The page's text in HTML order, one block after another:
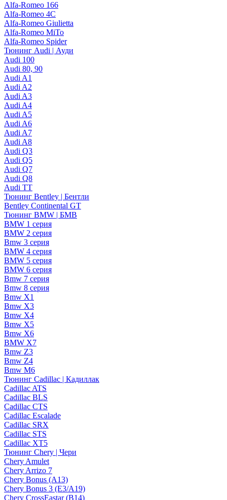
Alfa-Romeo 166
Alfa-Romeo 4C
Alfa-Romeo Giulietta
Alfa-Romeo MiTo
Alfa-Romeo Spider
Тюнинг Audi | Ауди
Audi 100
Audi 80, 90
Audi A1
Audi A2
Audi A3
Audi A4
Audi A5
Audi A6
Audi A7
Audi A8
Audi Q3
Audi Q5
Audi Q7
Audi Q8
Audi TT
Тюнинг Bentley | Бентли
Bentley Continental GT
Тюнинг BMW | БМВ
BMW 1 серия
BMW 2 серия
Bmw 3 серия
BMW 4 серия
BMW 5 серия
BMW 6 серия
Bmw 7 серия
Bmw 8 серия
Bmw X1
Bmw X3
Bmw X4
Bmw X5
Bmw X6
BMW X7
Bmw Z3
Bmw Z4
Bmw М6
Тюнинг Cadillac | Кадиллак
Cadillac ATS
Cadillac BLS
Cadillac CTS
Cadillac Escalade
Cadillac SRX
Cadillac STS
Cadillac XT5
Тюнинг Chery | Чери
Chery Amulet
Chery Arrizo 7
Chery Bonus (A13)
Chery Bonus 3 (E3/A19)
Chery CrossEastar (B14)